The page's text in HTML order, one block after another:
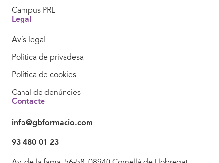
Campus PRL
Legal
Avís legal
Política de privadesa
Política de cookies
Canal de denúncies
Contacte
info@gbformacio.com
93 480 01 23